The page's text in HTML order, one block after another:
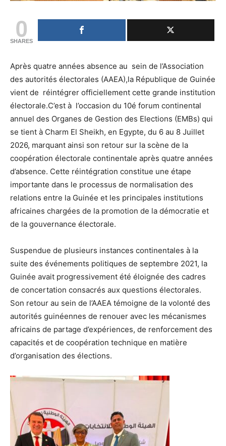
0
SHARES
Après quatre années absence au sein de l’Association
des autorités électorales (AAEA),la République de Guinée
vient de réintégrer officiellement cette grande institution
électorale.C’est à l’occasion du 10é forum continental
annuel des Organes de Gestion des Elections (EMBs) qui
se tient à Charm El Sheikh, en Egypte, du 6 au 8 Juillet
2026, marquant ainsi son retour sur la scène de la
coopération électorale continentale après quatre années
d’absence. Cette réintégration constitue une étape
importante dans le processus de normalisation des
relations entre la Guinée et les principales institutions
africaines chargées de la promotion de la démocratie et
de la gouvernance électorale.
Suspendue de plusieurs instances continentales à la
suite des événements politiques de septembre 2021, la
Guinée avait progressivement été éloignée des cadres
de concertation consacrés aux questions électorales.
Son retour au sein de l’AAEA témoigne de la volonté des
autorités guinéennes de renouer avec les mécanismes
africains de partage d’expériences, de renforcement des
capacités et de coopération technique en matière
d’organisation des élections.